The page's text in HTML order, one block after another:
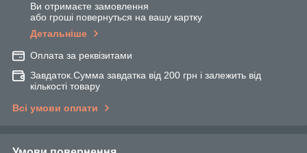
Ви отримаєте замовлення
або гроші повернуться на вашу картку
Детальніше
Оплата за реквізитами
Завдаток.Сумма завдатка від 200 грн і залежить від
кількості товару
Всі умови оплати